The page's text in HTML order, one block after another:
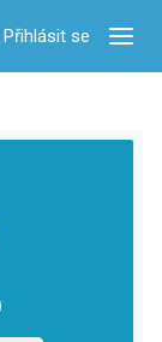
Přihlásit se